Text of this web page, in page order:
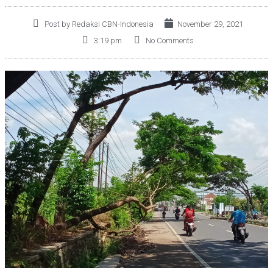
Post by Redaksi CBN-Indonesia
November 29, 2021
3:19 pm
No Comments